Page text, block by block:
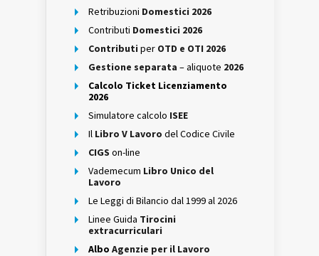
Retribuzioni Domestici 2026
Contributi Domestici 2026
Contributi per OTD e OTI 2026
Gestione separata – aliquote 2026
Calcolo Ticket Licenziamento
2026
Simulatore calcolo ISEE
Il Libro V Lavoro del Codice Civile
CIGS on-line
Vademecum Libro Unico del
Lavoro
Le Leggi di Bilancio dal 1999 al 2026
Linee Guida Tirocini
extracurriculari
Albo Agenzie per il Lavoro